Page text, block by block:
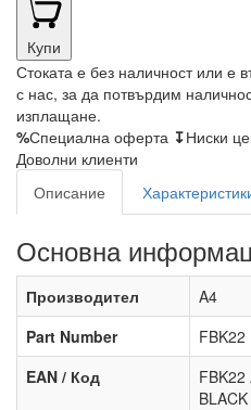
Купи
Стоката е без наличност или е
с нас, за да потвърдим
изплащане.
%Специална оферта ↧Ниски
Доволни клиенти
Описание
Основна
Производител
A4
Part Number
FBK22
EAN / Код
FBK22